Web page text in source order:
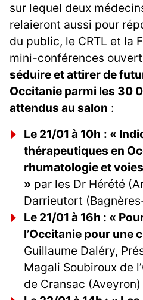
sur lequel deux
relaieront aussi pour
du public, le CRTL et la
mini-conférences
séduire et attirer de
Occitanie parmi les 30
attendus au salon :
Le 21/01 à 10h : «
thérapeutiques en
rhumatologie et
» par les Dr Hérété
Darrieutort
Le 21/01 à 16h : «
l’Occitanie pour une
Guillaume Daléry,
Magali Soubiroux de
de Cransac (Aveyron)